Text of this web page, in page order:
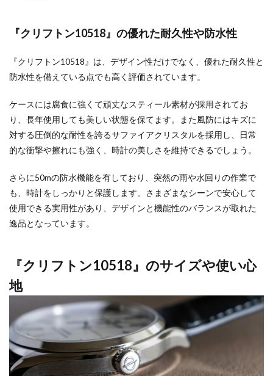
『クリフトン10518』の優れた耐久性や防水性
『クリフトン10518』は、デザイン性だけでなく、優れた耐久性と
防水性を備えている点でも高く評価されています。
ケースには腐食に強くて頑丈なスティール素材が採用されてお
り、長年使用しても美しい状態を保てます。また風防にはキズに
対する圧倒的な耐性を誇るサファイアクリスタルを採用し、日常
的な衝撃や擦れにも強く、時計の美しさを維持できるでしょう。
さらに50mの防水機能を有しており、突然の雨や水回りの作業で
も、時計をしっかりと保護します。さまざまなシーンで安心して
使用できる実用性があり、デザインと機能性のバランスが取れた
逸品となっています。
『クリフトン10518』のサイズや使い心
地